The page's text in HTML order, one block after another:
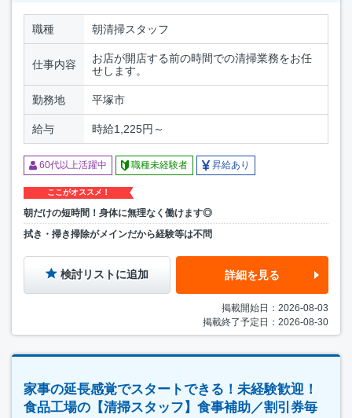
職種 朝清掃スタッフ
仕事内容
お店が開店する前の時間での清掃業務をお任
せします。
勤務地 平塚市
給与 時給1,225円～
60代以上活躍中 職種未経験者 昇給あり
ここがオススメ！
朝だけの短時間！身体に無理なく働けます◎
拭き・掃き掃除がメインだから経験等は不問
検討リストに追加 詳細を見る
掲載開始日：2026-08-03
掲載終了予定日：2026-08-30
家事の延長感覚でスタートできる！未経験歓迎！
食品工場の【清掃スタッフ】食事補助／割引券毎